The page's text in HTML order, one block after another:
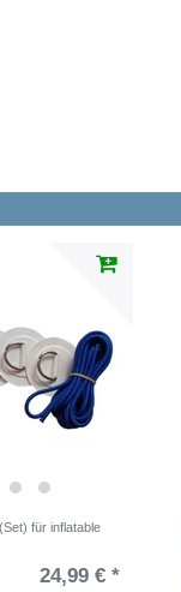
für inflatable
24,99 € *